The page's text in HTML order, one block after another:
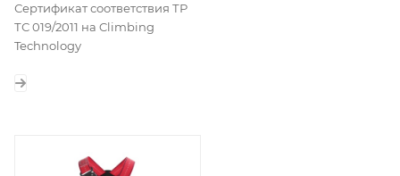
Сертификат соответствия ТР
ТС 019/2011 на Climbing
Technology